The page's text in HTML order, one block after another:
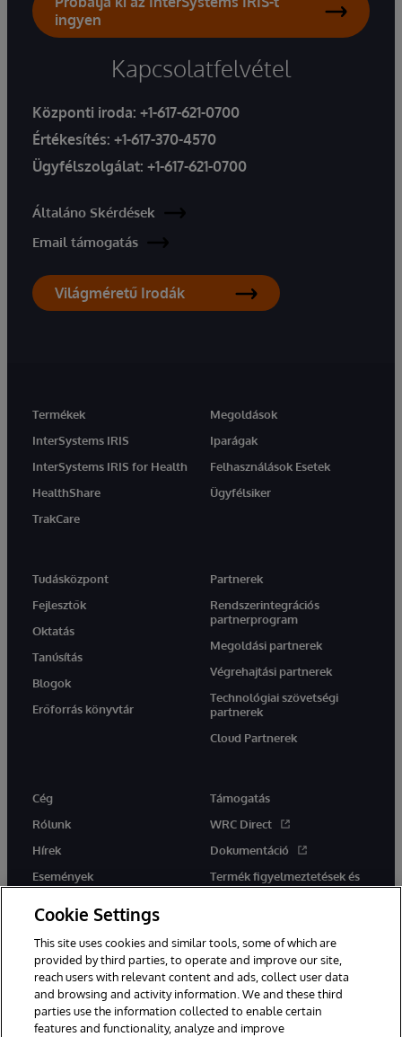
ingyen
Kapcsolatfelvétel
Központi iroda: +1-617-621-0700
Értékesítés: +1-617-370-4570
Ügyfélszolgálat: +1-617-621-0700
Általáno Skérdések
Email támogatás
Világméretű Irodák
Termékek
InterSystems IRIS
InterSystems IRIS for Health
HealthShare
TrakCare
Megoldások
Iparágak
Felhasználások Esetek
Ügyfélsiker
Tudásközpont
Fejlesztők
Oktatás
Tanúsítás
Blogok
Erőforrás könyvtár
Partnerek
Rendszerintegrációs
partnerprogram
Megoldási partnerek
Végrehajtási partnerek
Technológiai szövetségi
partnerek
Cloud Partnerek
Cég
Rólunk
Hírek
Események
Támogatás
WRC Direct
Dokumentáció
Termék figyelmeztetések és
tanácsok
Ez a weboldal gépi fordítást használ. Bármilyen fordítási konfliktus
Cookie Settings
This site uses cookies and similar tools, some of which are
provided by third parties, to operate and improve our site,
reach users with relevant content and ads, collect user data
and browsing and activity information. We and these third
parties use the information collected to enable certain
features and functionality, analyze and improve